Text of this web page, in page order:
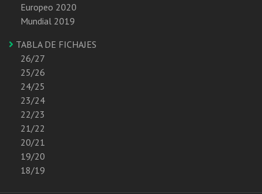
Europeo 2020
Mundial 2019
TABLA DE FICHAJES
26/27
25/26
24/25
23/24
22/23
21/22
20/21
19/20
18/19